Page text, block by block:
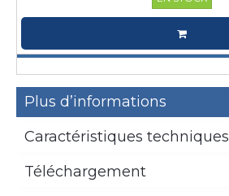
Plus d’informations
Caractéristiques techniques
Téléchargement